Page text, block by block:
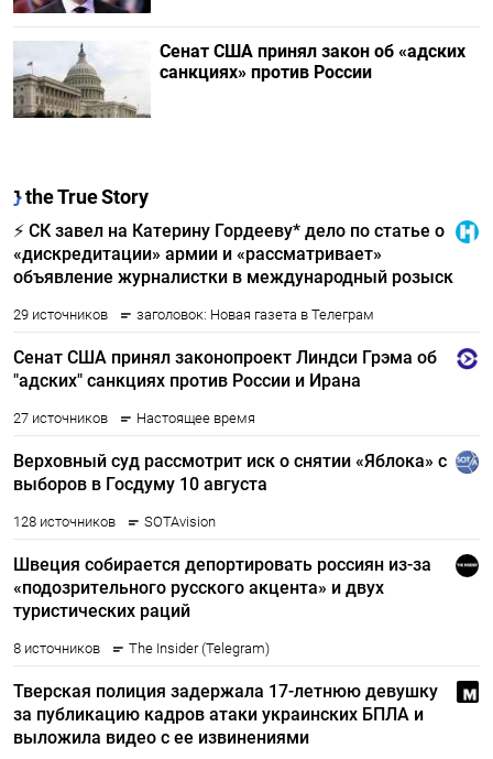
Сенат США принял закон об «адских
санкциях» против России